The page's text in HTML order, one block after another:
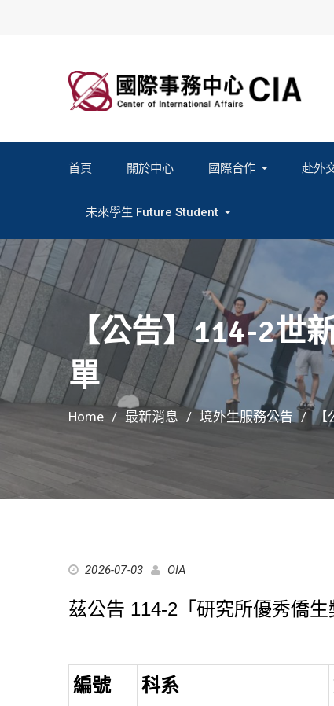
首頁 關於中心 國際合作 赴外
未來學生 Future Student
【公告】114-2世
單
Home 最新消息 境外生服務公告 【
2026-07-03 OIA
茲公告 114-2「研究所優秀僑生
編號 科系